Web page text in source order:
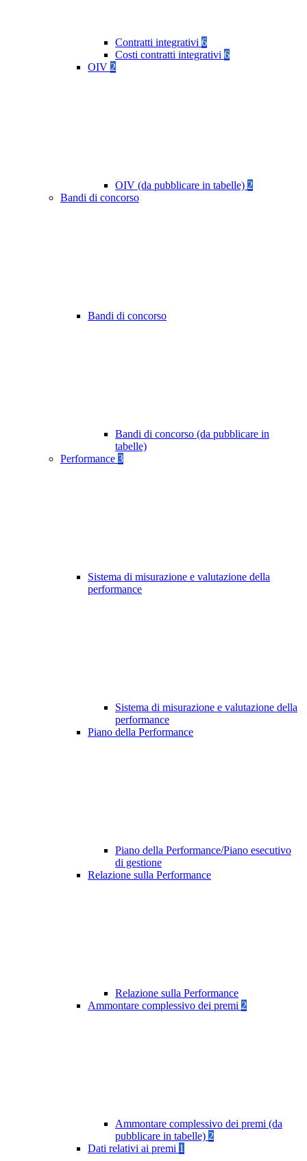
Contratti integrativi 6
Costi contratti integrativi 6
OIV 2
OIV (da pubblicare in tabelle) 2
Bandi di concorso
Bandi di concorso
Bandi di concorso (da pubblicare in
tabelle)
Performance 3
Sistema di misurazione e valutazione della
performance
Sistema di misurazione e valutazione della
performance
Piano della Performance
Piano della Performance/Piano esecutivo
di gestione
Relazione sulla Performance
Relazione sulla Performance
Ammontare complessivo dei premi 2
Ammontare complessivo dei premi (da
pubblicare in tabelle) 2
Dati relativi ai premi 1